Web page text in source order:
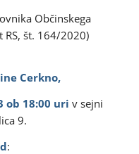
Občinskega
RS, št. 164/2020)
Cerkno,
ob 18:00 uri v sejni
9.
: